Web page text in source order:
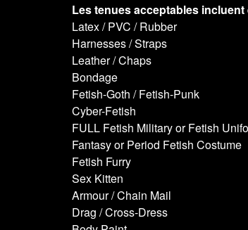
Les tenues acceptables incluent
Latex / PVC / Rubber
Harnesses / Straps
Leather / Chaps
Bondage
Fetish-Goth / Fetish-Punk
Cyber-Fetish
FULL Fetish Military or Fetish
Fantasy or Period Fetish Costume
Fetish Furry
Sex Kitten
Armour / Chain Mail
Drag / Cross-Dress